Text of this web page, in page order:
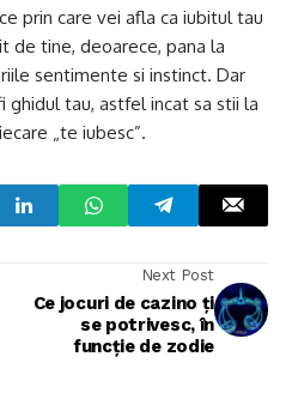
prin care vei afla ca iubitul tau
de tine, deoarece, pana la
sentimente si instinct. Dar
tau, astfel incat sa stii la
„te iubesc”.
Next Post
Ce jocuri de cazino ți
se potrivesc, în
funcție de zodie